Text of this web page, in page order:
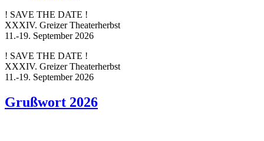
! SAVE THE DATE !
XXXIV. Greizer Theaterherbst
11.-19. September 2026
! SAVE THE DATE !
XXXIV. Greizer Theaterherbst
11.-19. September 2026
Grußwort 2026